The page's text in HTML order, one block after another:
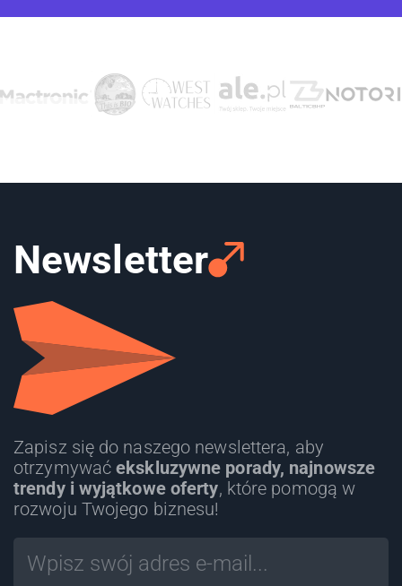
Newsletter
Zapisz się do naszego newslettera, aby
otrzymywaćekskluzywne porady, najnowsze
trendy i wyjątkowe oferty, które pomogą w
rozwoju Twojego biznesu!